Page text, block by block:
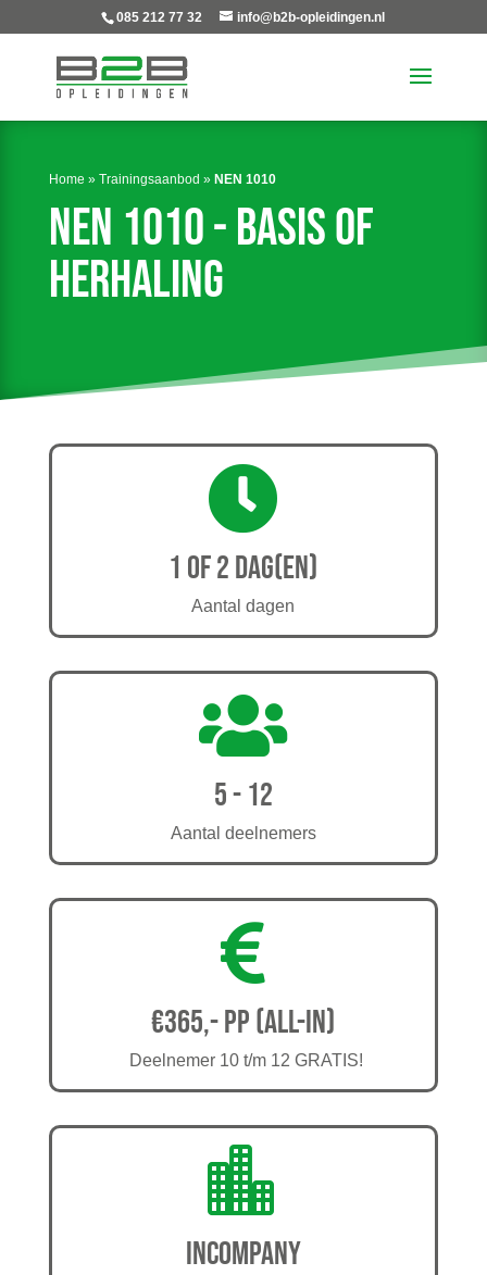
085 212 77 32 info@b2b-opleidingen.nl
Home » Trainingsaanbod » NEN 1010
NEN 1010 - Basis of
herhaling

1 of 2 dag(en)
Aantal dagen

5 - 12
Aantal deelnemers

€365,- pp (all-in)
Deelnemer 10 t/m 12 GRATIS!

Incompany